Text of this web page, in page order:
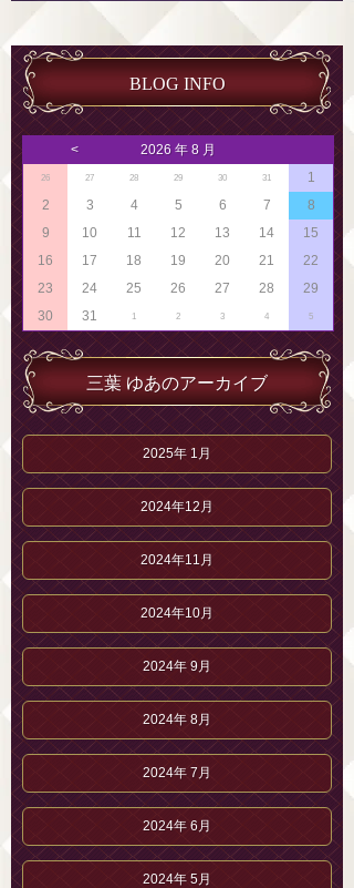
BLOG INFO
< 2026 年 8 月
26 27 28 29 30 31
1
2
3 4 5 6 7
8
9
10 11 12 13 14
15
16
17 18 19 20 21
22
23
24 25 26 27 28
29
30
31 1 2 3 4 5
三葉 ゆあのアーカイブ
2025年 1月
2024年12月
2024年11月
2024年10月
2024年 9月
2024年 8月
2024年 7月
2024年 6月
2024年 5月